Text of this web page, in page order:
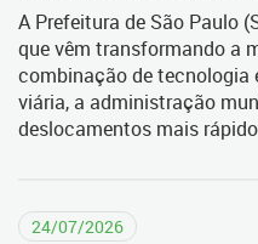
A Prefeitura de São Paulo
que vêm transformando a
combinação de tecnologia
viária, a administração
deslocamentos mais
24/07/2026